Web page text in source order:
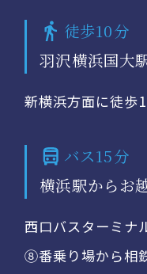
徒歩10分
羽沢横浜国大
新横浜方面に徒歩
バス15分
横浜駅からお
西口バスターミナ
⑧番乗り場から相